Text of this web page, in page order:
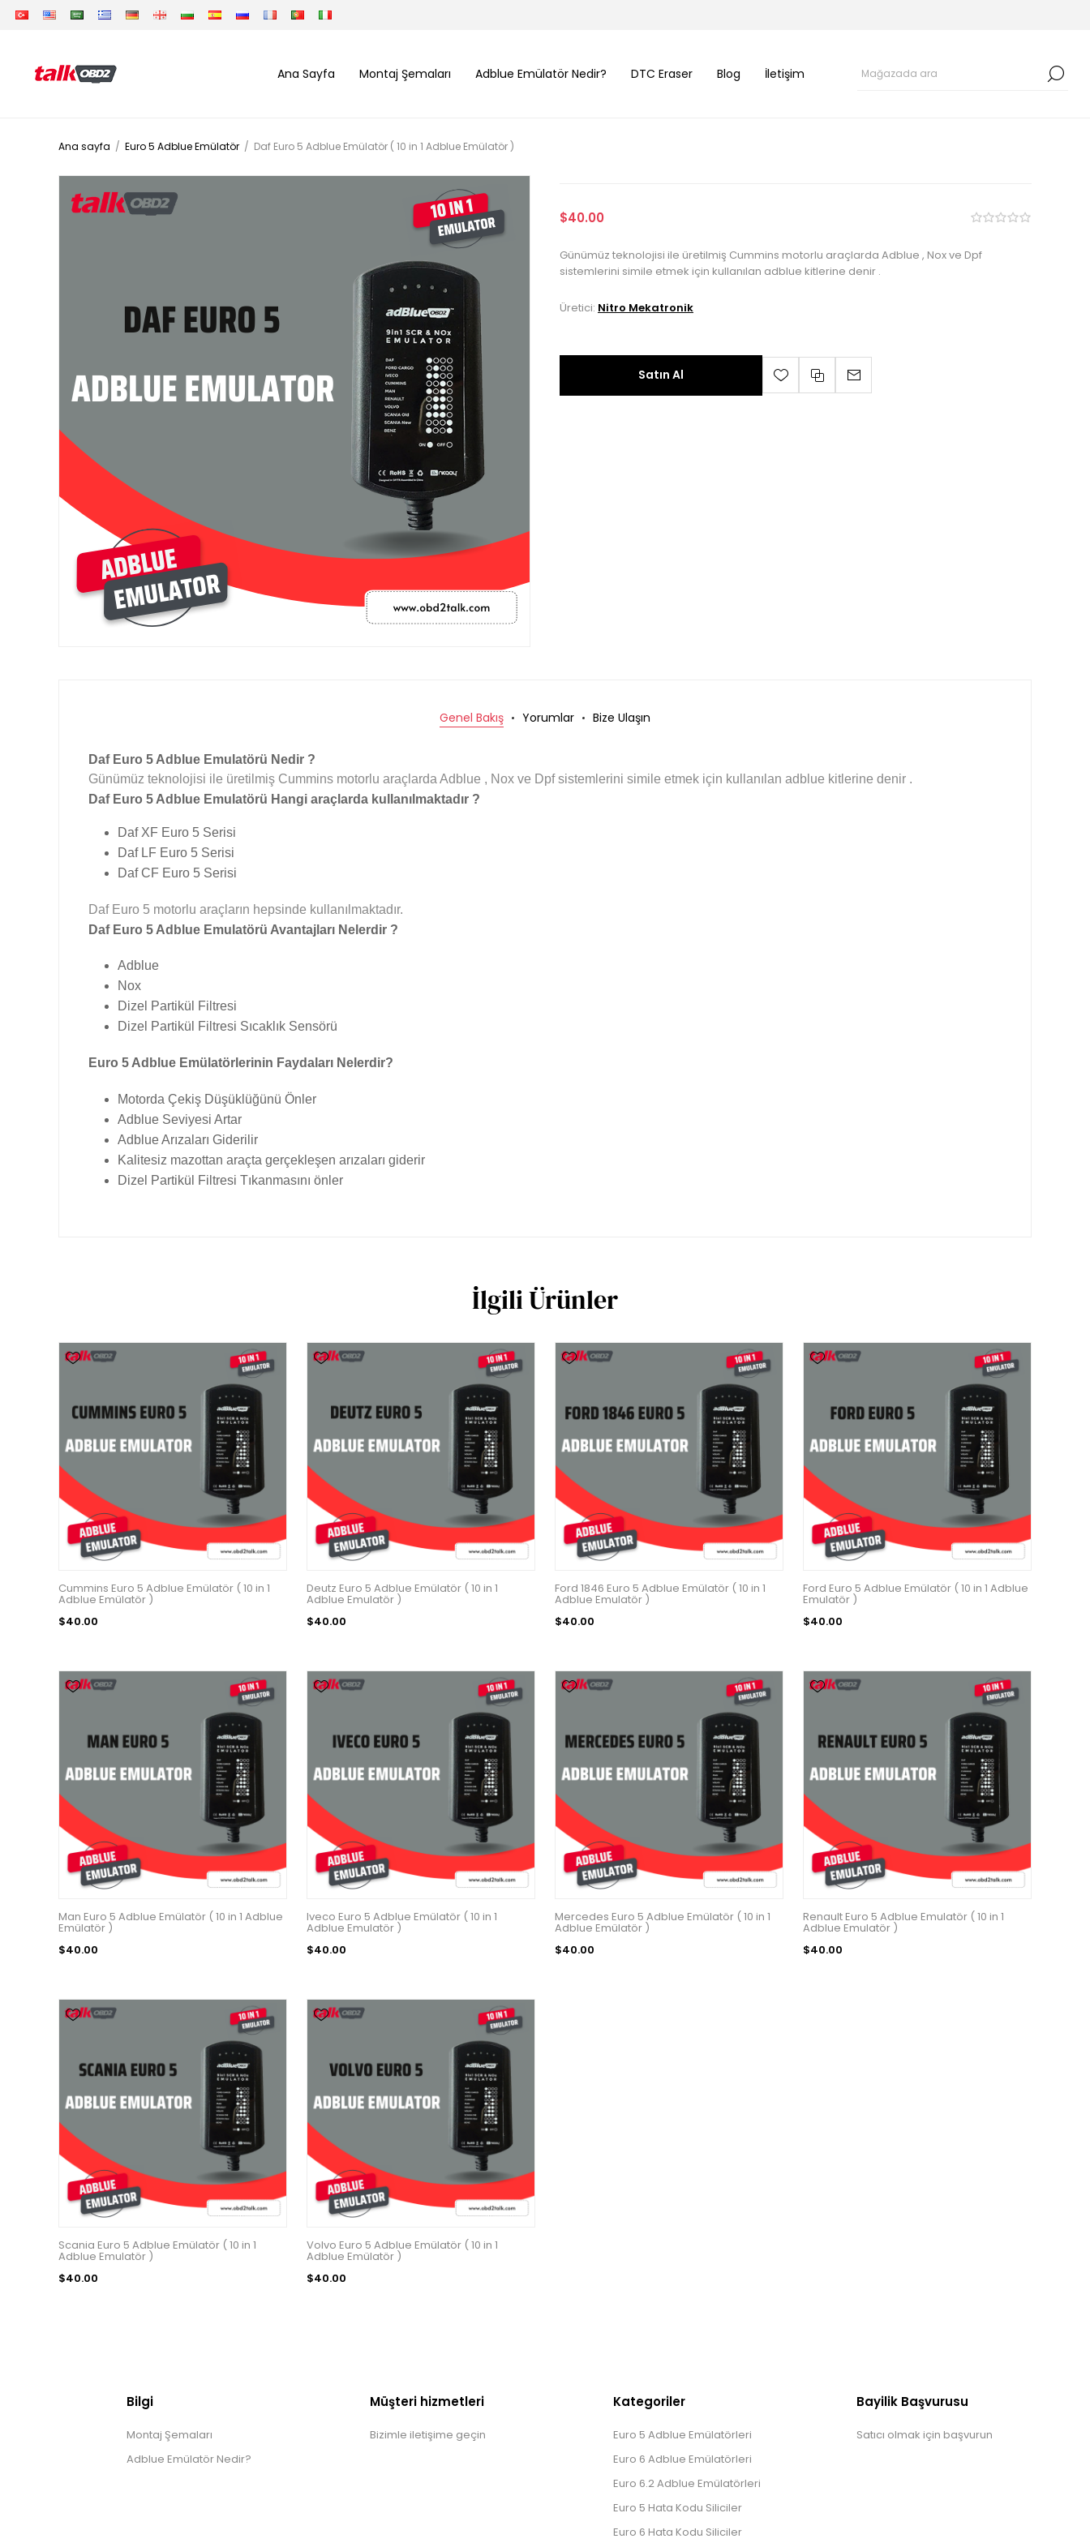
Ana Sayfa Montaj Şemaları Adblue Emülatör Nedir? DTC Eraser Blog İletişim
Ana sayfa / Euro 5 Adblue Emülatör / Daf Euro 5 Adblue Emülatör ( 10 in 1 Adblue Emülatör )
$40.00
Günümüz teknolojisi ile üretilmiş Cummins motorlu araçlarda Adblue , Nox ve Dpf
sistemlerini simile etmek için kullanılan adblue kitlerine denir .
Üretici: Nitro Mekatronik
Satın Al
Genel Bakış Yorumlar Bize Ulaşın
Daf Euro 5 Adblue Emulatörü Nedir ?
Günümüz teknolojisi ile üretilmiş Cummins motorlu araçlarda Adblue , Nox ve Dpf sistemlerini simile etmek için kullanılan adblue kitlerine denir .
Daf Euro 5 Adblue Emulatörü Hangi araçlarda kullanılmaktadır ?
Daf XF Euro 5 Serisi
Daf LF Euro 5 Serisi
Daf CF Euro 5 Serisi
Daf Euro 5 motorlu araçların hepsinde kullanılmaktadır.
Daf Euro 5 Adblue Emulatörü Avantajları Nelerdir ?
Adblue
Nox
Dizel Partikül Filtresi
Dizel Partikül Filtresi Sıcaklık Sensörü
Euro 5 Adblue Emülatörlerinin Faydaları Nelerdir?
Motorda Çekiş Düşüklüğünü Önler
Adblue Seviyesi Artar
Adblue Arızaları Giderilir
Kalitesiz mazottan araçta gerçekleşen arızaları giderir
Dizel Partikül Filtresi Tıkanmasını önler
İlgili Ürünler
Cummins Euro 5 Adblue Emülatör ( 10 in 1
Adblue Emülatör )
$40.00
Deutz Euro 5 Adblue Emülatör ( 10 in 1
Adblue Emulatör )
$40.00
Ford 1846 Euro 5 Adblue Emülatör ( 10 in 1
Adblue Emulatör )
$40.00
Ford Euro 5 Adblue Emülatör ( 10 in 1 Adblue
Emulatör )
$40.00
Man Euro 5 Adblue Emülatör ( 10 in 1 Adblue
Emülatör )
$40.00
Iveco Euro 5 Adblue Emülatör ( 10 in 1
Adblue Emulatör )
$40.00
Mercedes Euro 5 Adblue Emülatör ( 10 in 1
Adblue Emülatör )
$40.00
Renault Euro 5 Adblue Emulatör ( 10 in 1
Adblue Emulatör )
$40.00
Scania Euro 5 Adblue Emülatör ( 10 in 1
Adblue Emulatör )
$40.00
Volvo Euro 5 Adblue Emülatör ( 10 in 1
Adblue Emülatör )
$40.00
Bilgi
Montaj Şemaları
Adblue Emülatör Nedir?
Müşteri hizmetleri
Bizimle iletişime geçin
Kategoriler
Euro 5 Adblue Emülatörleri
Euro 6 Adblue Emülatörleri
Euro 6.2 Adblue Emülatörleri
Euro 5 Hata Kodu Siliciler
Euro 6 Hata Kodu Siliciler
Bayilik Başvurusu
Satıcı olmak için başvurun